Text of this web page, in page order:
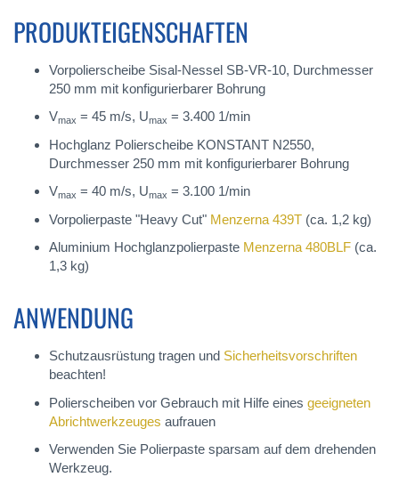
PRODUKTEIGENSCHAFTEN
Vorpolierscheibe Sisal-Nessel SB-VR-10, Durchmesser
250 mm mit konfigurierbarer Bohrung
Vmax = 45 m/s, Umax = 3.400 1/min
Hochglanz Polierscheibe KONSTANT N2550,
Durchmesser 250 mm mit konfigurierbarer Bohrung
Vmax = 40 m/s, Umax = 3.100 1/min
Vorpolierpaste "Heavy Cut" Menzerna 439T (ca. 1,2 kg)
Aluminium Hochglanzpolierpaste Menzerna 480BLF (ca.
1,3 kg)
ANWENDUNG
Schutzausrüstung tragen und Sicherheitsvorschriften
beachten!
Polierscheiben vor Gebrauch mit Hilfe eines geeigneten
Abrichtwerkzeuges aufrauen
Verwenden Sie Polierpaste sparsam auf dem drehenden
Werkzeug.